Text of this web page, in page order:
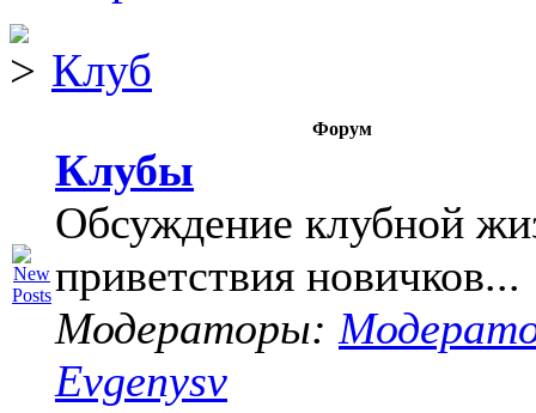
Клуб
Форум
Клубы
Обсуждение клубной
приветствия новичков...
Модераторы:
Evgenysv